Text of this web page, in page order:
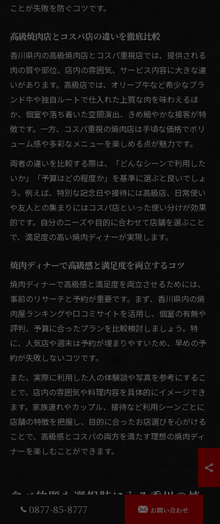
ことが失敗を防ぐコツです。
高級焼肉店とコスパ店の違いを徹底比較
香川県内の高級焼肉店とコスパ重視店では、提供される
肉の質や部位、店内の雰囲気、サービス内容に大きな違
いがあります。高級店では、オリーブ牛など希少なブラ
ンド牛や独自ルートで仕入れた上質な肉を味わえるほ
か、個室や落ち着いた空間演出、きめ細やかな接客が特
徴です。一方、コスパ重視の焼肉店は手頃な価格でボリ
ューム感や多彩なメニューを楽しめる点が魅力です。
両者の違いを比較する際は、「どんなシーンで利用した
いか」「予算はどの程度か」を基準に選ぶと良いでしょ
う。例えば、特別な記念日や接待には高級店、日常使い
や友人との集まりにはコスパ店といった使い分けが効果
的です。自分のニーズや目的に合わせて店舗を選ぶこと
で、満足度の高い焼肉ディナーが実現します。
焼肉ディナーで高級感と満足度を両立するコツ
焼肉ディナーで高級感と満足度を両立させるためには、
事前のリサーチと予約が重要です。まず、香川県内の焼
肉屋ランキングや口コミサイトを活用し、個室の有無や
評判、予算に合ったプランを比較検討しましょう。特
に、人気店や週末は予約が埋まりやすいため、早めの予
約が失敗しないコツです。
また、実際に利用した人の体験談や写真を参考にするこ
とで、店内の雰囲気や料理内容を具体的にイメージでき
ます。家族連れやカップル、接待など利用シーンごとに
店舗の特徴を把握し、目的に合ったお店選びを心がける
ことで、高級感とコスパの両方を満たす理想の焼肉ディ
ナーを楽しむことができます。
食べ放題も選択肢に入る香川の焼
肉事情
0877-85-8777 お問い合わせ